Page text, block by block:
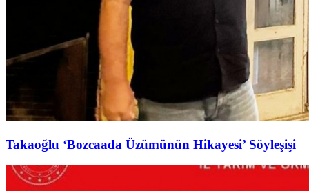
Takaoğlu ‘Bozcaada Üzümünün Hikayesi’ Söyleşişi